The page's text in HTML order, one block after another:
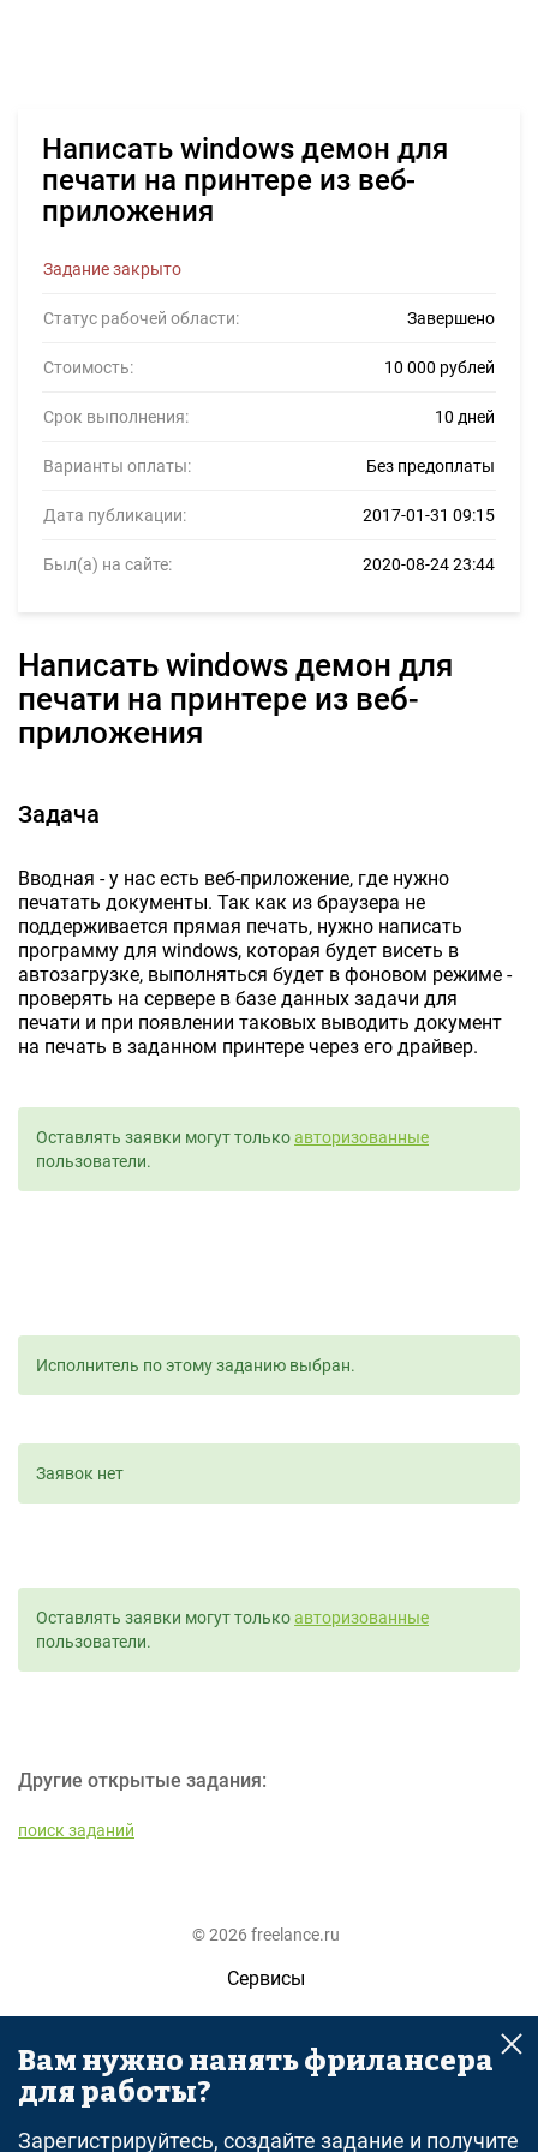
Написать windows демон для
печати на принтере из веб-
приложения
Задание закрыто
Статус рабочей области: Завершено
Стоимость: 10 000 рублей
Срок выполнения: 10 дней
Варианты оплаты: Без предоплаты
Дата публикации: 2017-01-31 09:15
Был(а) на сайте: 2020-08-24 23:44
Написать windows демон для
печати на принтере из веб-
приложения
Задача
Вводная - у нас есть веб-приложение, где нужно
печатать документы. Так как из браузера не
поддерживается прямая печать, нужно написать
программу для windows, которая будет висеть в
автозагрузке, выполняться будет в фоновом режиме -
проверять на сервере в базе данных задачи для
печати и при появлении таковых выводить документ
на печать в заданном принтере через его драйвер.
Оставлять заявки могут толькоавторизованные
пользователи.
Исполнитель по этому заданию выбран.
Заявок нет
Оставлять заявки могут толькоавторизованные
пользователи.
Другие открытые задания:
поиск заданий
© 2026 freelance.ru
Сервисы
Помощь
Поиск
Вам нужно нанять фрилансера
для работы?
Зарегистрируйтесь, создайте задание и получите